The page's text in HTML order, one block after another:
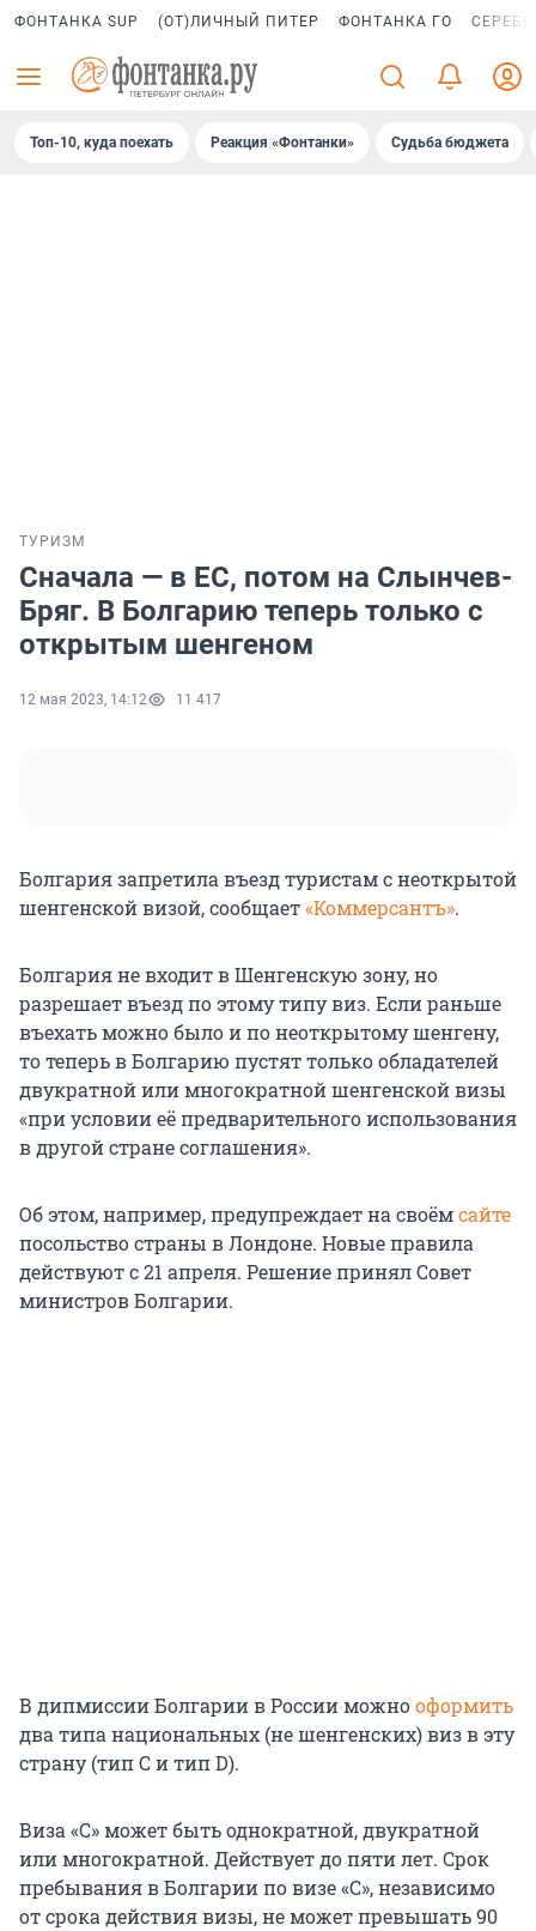
ФОНТАНКА SUP (ОТ)ЛИЧНЫЙ ПИТЕР ФОНТАНКА ГО
Топ-10, куда поехать Реакция «Фонтанки» Судьба бюджета
ТУРИЗМ
Сначала — в ЕС, потом на Слынчев-
Бряг. В Болгарию теперь только с
открытым шенгеном
12 мая 2023, 14:12 11 417
Болгария запретила въезд туристам с неоткрытой
шенгенской визой, сообщает«Коммерсантъ».
Болгария не входит в Шенгенскую зону, но
разрешает въезд по этому типу виз. Если раньше
въехать можно было и по неоткрытому шенгену,
то теперь в Болгарию пустят только обладателей
двукратной или многократной шенгенской визы
«при условии её предварительного использования
в другой стране соглашения».
Об этом, например, предупреждает на своёмсайте
посольство страны в Лондоне. Новые правила
действуют с 21 апреля. Решение принял Совет
министров Болгарии.
В дипмиссии Болгарии в России можнооформить
два типа национальных (не шенгенских) виз в эту
страну (тип C и тип D).
Виза «С» может быть однократной, двукратной
или многократной. Действует до пяти лет. Срок
пребывания в Болгарии по визе «С», независимо
от срока действия визы, не может превышать 90